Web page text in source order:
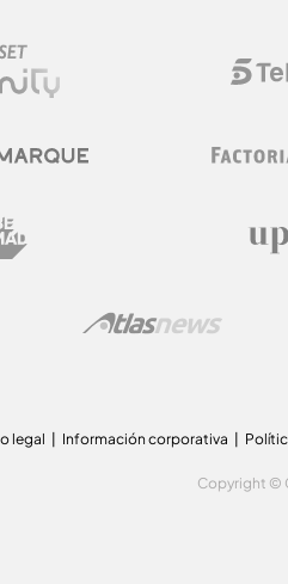
legal Información corporativa
Copyright ©